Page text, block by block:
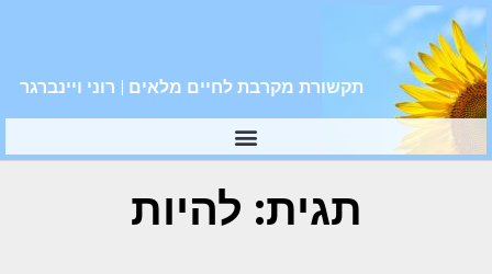
תקשורת מקרבת לחיים מלאים | רוני ויינברגר
תגית: להיות